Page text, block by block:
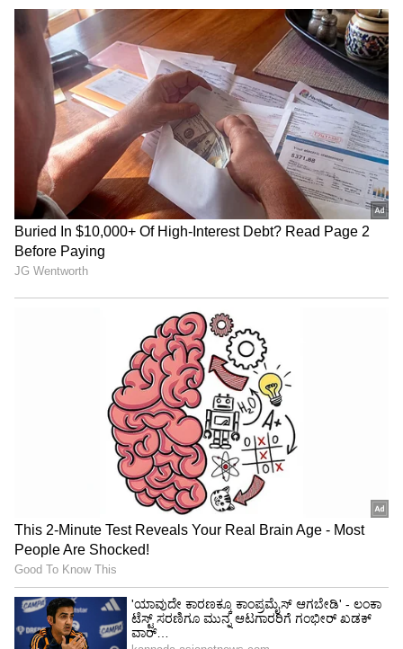
7
'ತುಂಬಾ ವಿಶೇ‍ಷ ಸಂಬಂಧವು ನಿಮ್ಮದು' ಎಂದು
ಸಂದರ್ಶಕರು ಹೇಳಿದರು. ನನಗೆ ತುಂಬಾ ಕೋಪ ಬರುವಂತಹ
ಸಹೋದರನೊಂದಿಗೆ ಮಲಗಿದ್ದೀರಿ ಎಂದು ನಾನು ಹೇಳಿದರೆ
ನಿಮಗೆ ಹೇಗೆ ಅನಿಸುತ್ತದೆ? ಎಂದು ನಾನು ಕೇಳಿದೆ ಅದಕ್ಕೆ
ಅವರು, ‘ನಿಮ್ಮ ಮಾತಿನ ಅರ್ಥವೇನು? ಎಂದು ಅವರು